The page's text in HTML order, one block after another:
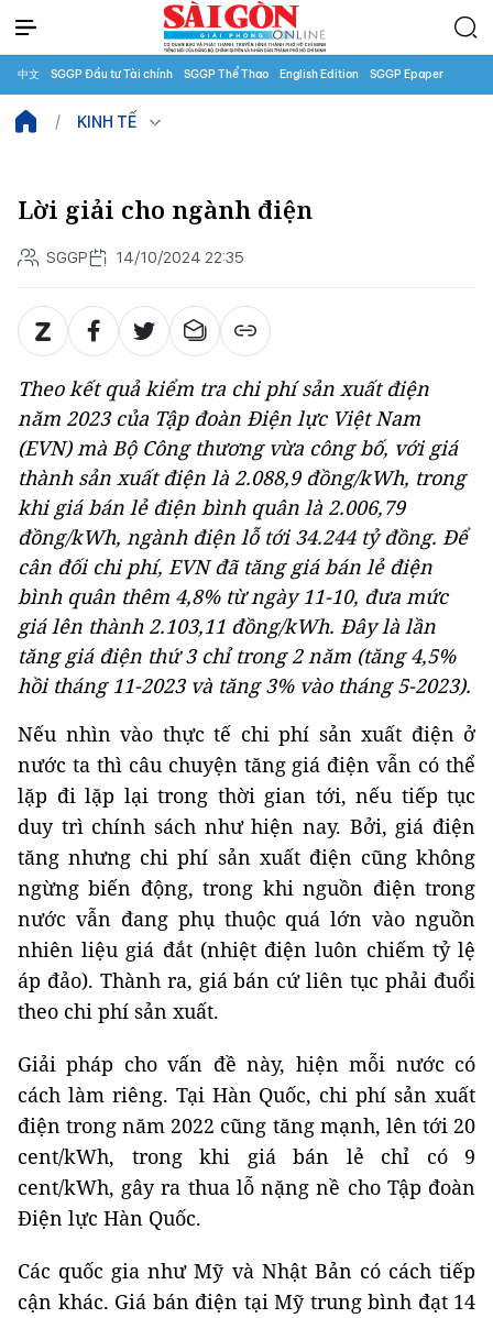
中文 SGGP Đầu tư Tài chính SGGP Thể Thao English Edition SGGP Epaper
KINH TẾ
Lời giải cho ngành điện
SGGP 14/10/2024 22:35
Theo kết quả kiểm tra chi phí sản xuất điện
năm 2023 của Tập đoàn Điện lực Việt Nam
(EVN) mà Bộ Công thương vừa công bố, với giá
thành sản xuất điện là 2.088,9 đồng/kWh, trong
khi giá bán lẻ điện bình quân là 2.006,79
đồng/kWh, ngành điện lỗ tới 34.244 tỷ đồng. Để
cân đối chi phí, EVN đã tăng giá bán lẻ điện
bình quân thêm 4,8% từ ngày 11-10, đưa mức
giá lên thành 2.103,11 đồng/kWh. Đây là lần
tăng giá điện thứ 3 chỉ trong 2 năm (tăng 4,5%
hồi tháng 11-2023 và tăng 3% vào tháng 5-2023).
Nếu nhìn vào thực tế chi phí sản xuất điện ở
nước ta thì câu chuyện tăng giá điện vẫn có thể
lặp đi lặp lại trong thời gian tới, nếu tiếp tục
duy trì chính sách như hiện nay. Bởi, giá điện
tăng nhưng chi phí sản xuất điện cũng không
ngừng biến động, trong khi nguồn điện trong
nước vẫn đang phụ thuộc quá lớn vào nguồn
nhiên liệu giá đắt (nhiệt điện luôn chiếm tỷ lệ
áp đảo). Thành ra, giá bán cứ liên tục phải đuổi
theo chi phí sản xuất.
Giải pháp cho vấn đề này, hiện mỗi nước có
cách làm riêng. Tại Hàn Quốc, chi phí sản xuất
điện trong năm 2022 cũng tăng mạnh, lên tới 20
cent/kWh, trong khi giá bán lẻ chỉ có 9
cent/kWh, gây ra thua lỗ nặng nề cho Tập đoàn
Điện lực Hàn Quốc.
Các quốc gia như Mỹ và Nhật Bản có cách tiếp
cận khác. Giá bán điện tại Mỹ trung bình đạt 14